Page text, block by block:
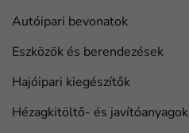
Autóipari bevonatok
Eszközök és berendezések
Hajóipari kiegészítők
Hézagkitöltő- és javítóanyagok